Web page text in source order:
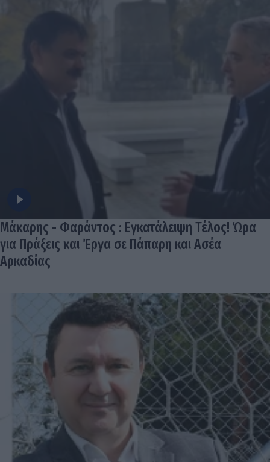
Μάκαρης - Φαράντος : Εγκατάλειψη Τέλος! Ώρα
για Πράξεις και Έργα σε Πάπαρη και Ασέα
Αρκαδίας